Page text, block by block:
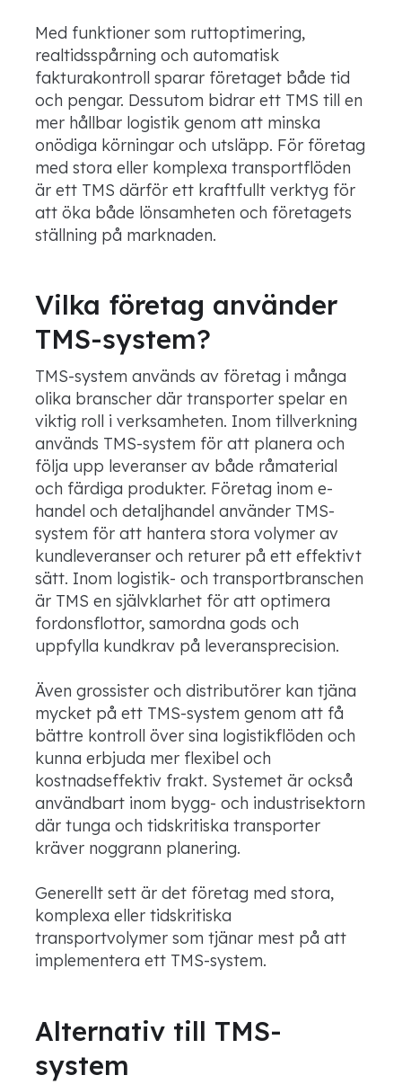
Med funktioner som ruttoptimering,
realtidsspårning och automatisk
fakturakontroll sparar företaget både tid
och pengar. Dessutom bidrar ett TMS till en
mer hållbar logistik genom att minska
onödiga körningar och utsläpp. För företag
med stora eller komplexa transportflöden
är ett TMS därför ett kraftfullt verktyg för
att öka både lönsamheten och företagets
ställning på marknaden.
Vilka företag använder
TMS-system?
TMS-system används av företag i många
olika branscher där transporter spelar en
viktig roll i verksamheten. Inom tillverkning
används TMS-system för att planera och
följa upp leveranser av både råmaterial
och färdiga produkter. Företag inom e-
handel och detaljhandel använder TMS-
system för att hantera stora volymer av
kundleveranser och returer på ett effektivt
sätt. Inom logistik- och transportbranschen
är TMS en självklarhet för att optimera
fordonsflottor, samordna gods och
uppfylla kundkrav på leveransprecision.
Även grossister och distributörer kan tjäna
mycket på ett TMS-system genom att få
bättre kontroll över sina logistikflöden och
kunna erbjuda mer flexibel och
kostnadseffektiv frakt. Systemet är också
användbart inom bygg- och industrisektorn
där tunga och tidskritiska transporter
kräver noggrann planering.
Generellt sett är det företag med stora,
komplexa eller tidskritiska
transportvolymer som tjänar mest på att
implementera ett TMS-system.
Alternativ till TMS-
system